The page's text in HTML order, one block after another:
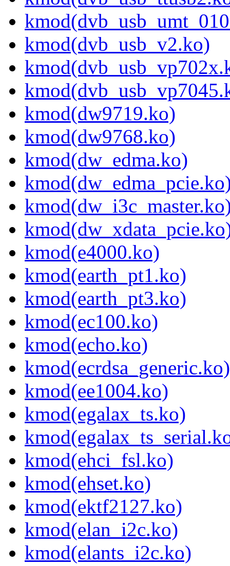
kmod(dvb_usb_v2.ko)
kmod(dw9719.ko)
kmod(dw9768.ko)
kmod(dw_edma.ko)
kmod(e4000.ko)
kmod(earth_pt1.ko)
kmod(earth_pt3.ko)
kmod(ec100.ko)
kmod(echo.ko)
kmod(ecrdsa_generic.ko)
kmod(ee1004.ko)
kmod(egalax_ts.ko)
kmod(ehci_fsl.ko)
kmod(ehset.ko)
kmod(ektf2127.ko)
kmod(elan_i2c.ko)
kmod(elants_i2c.ko)